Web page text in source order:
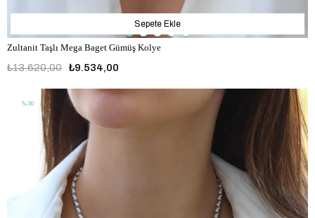
Zultanit Taşlı Mega Baget Gümüş Kolye
₺9.534,00
₺13.620,00
Sepete Ekle
%30